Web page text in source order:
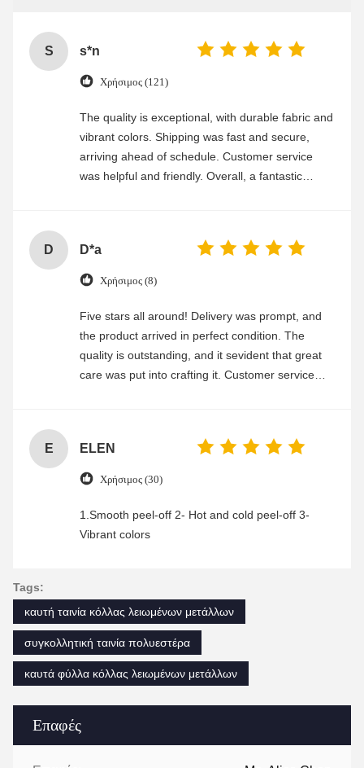
Επαφές
S s*n
Χρήσιμος (121)
The quality is exceptional, with durable fabric and
vibrant colors. Shipping was fast and secure,
arriving ahead of schedule. Customer service
was helpful and friendly. Overall, a fantastic
D D*a
Χρήσιμος (8)
Five stars all around! Delivery was prompt, and
the product arrived in perfect condition. The
quality is outstanding, and it sevident that great
care was put into crafting it. Customer service
E ELEN
Χρήσιμος (30)
1.Smooth peel-off 2- Hot and cold peel-off 3-
Vibrant colors
Tags:
καυτή ταινία κόλλας λειωμένων μετάλλων
συγκολλητική ταινία πολυεστέρα
καυτά φύλλα κόλλας λειωμένων μετάλλων